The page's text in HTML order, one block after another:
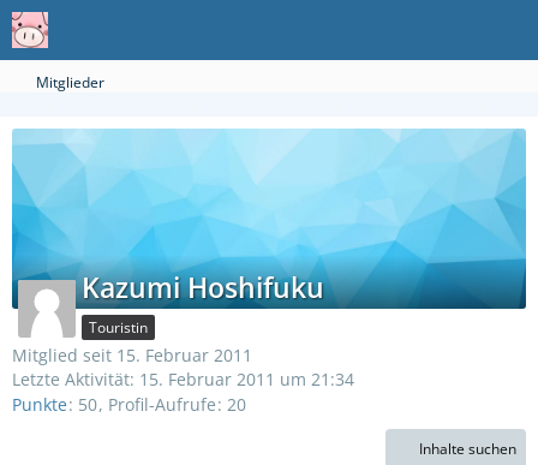
Mitglieder
Kazumi Hoshifuku
Touristin
Mitglied seit 15. Februar 2011
Letzte Aktivität: 15. Februar 2011 um 21:34
Punkte 50 Profil-Aufrufe 20
Inhalte suchen